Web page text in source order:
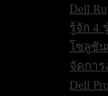
Dell
รู้จัก 4
โซลูชั
จัดการ
Dell